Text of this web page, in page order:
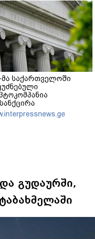
- ირაკლი
მა საქართველოში
გუდაურში,